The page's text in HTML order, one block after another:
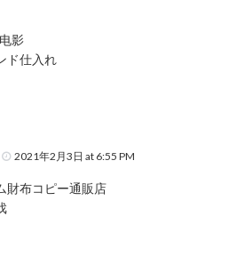
影
ド仕入れ
2021年2月3日 at 6:55 PM
財布コピー通販店